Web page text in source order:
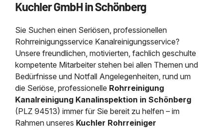
Kanalreinigung
Kanalinspektion
Grubenentleerung
24h Notdienst
Kosten Preise
Rohrreinigungsdienst
Wasserhaltung
Entleerung und Reinigung
Grubenentleerung und
Sickerschacht Reinigung
Abfallzwischenlager
Austausch von
Schießstandsanierung -
Geschosssandfang
Fettabscheider
Saugbagger / LuftförderanlageSaugbagger für Tiefbau
Saugbagger und Pumpen
Fermenter-Entleerung
Regenrückhaltebecken
Entschlammung
Trockensaugen von
etc.
Weitere Services mit
Heizung / Sanitär
Tiefbau
Unternehmen
Zertifikate /
Kuchler GmbH in Schönberg
Sie Suchen einen Seriösen, professionellen
Rohrreinigungsservice Kanalreinigungsservice?
Unsere freundlichen, motivierten, fachlich geschulte
kompetente Mitarbeiter stehen bei allen Themen und
Bedürfnisse und Notfall Angelegenheiten, rund um
die Seriöse, professionelle Rohrreinigung
Kanalreinigung Kanalinspektion in Schönberg
(PLZ 94513) immer für Sie bereit zu helfen – im
Rahmen unseres Kuchler Rohrreiniger